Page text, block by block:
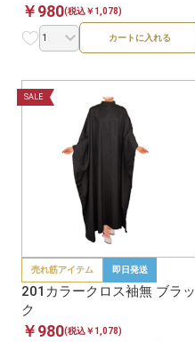
￥980(税込￥1,078)
カートに入れる
SALE
売れ筋アイテム 即日発送
201カラークロス袖無 ブラッ
ク
￥980(税込￥1,078)